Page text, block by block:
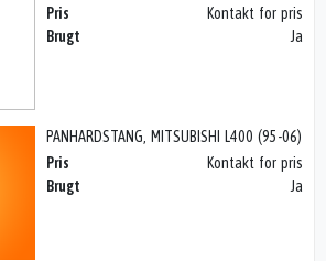
Pris
Kontakt for pris
Brugt
Ja
PANHARDSTANG, MITSUBISHI L400 (95-06)
Pris
Kontakt for pris
Brugt
Ja